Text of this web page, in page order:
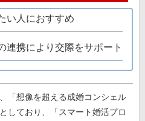
い人におすすめ
連携により交際をサポート
「想像を超える成婚コンシェル
しており、「スマート婚活プロ